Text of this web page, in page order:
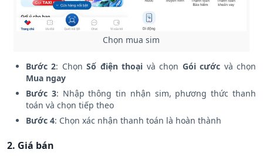
Chọn mua sim
Bước 2: ChọnSố điện thoại và chọn Gói cước và chọn
Mua ngay
Bước 3: Nhập thông tin nhận sim, phương thức thanh
toán và chọn tiếp theo
Bước 4: Chọn xác nhận thanh toán là hoàn thành
2. Giá bán